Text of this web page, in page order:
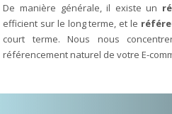
De manière générale, il existe un
efficient sur le long terme, et le
court terme. Nous nous
référencement naturel de votre E-